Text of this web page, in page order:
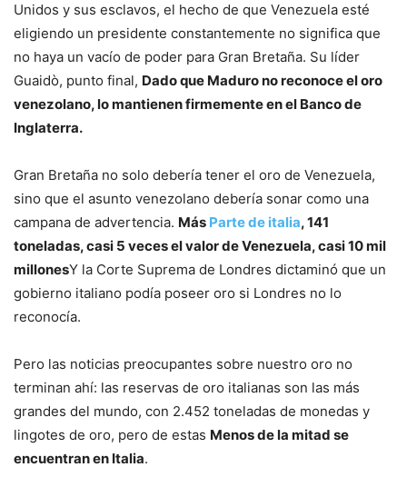
Unidos y sus esclavos, el hecho de que Venezuela esté
eligiendo un presidente constantemente no significa que
no haya un vacío de poder para Gran Bretaña. Su líder
Guaidò, punto final, Dado que Maduro no reconoce el oro
venezolano, lo mantienen firmemente en el Banco de
Inglaterra.
Gran Bretaña no solo debería tener el oro de Venezuela,
sino que el asunto venezolano debería sonar como una
campana de advertencia. Más Parte de italia, 141
toneladas, casi 5 veces el valor de Venezuela, casi 10 mil
millonesY la Corte Suprema de Londres dictaminó que un
gobierno italiano podía poseer oro si Londres no lo
reconocía.
Pero las noticias preocupantes sobre nuestro oro no
terminan ahí: las reservas de oro italianas son las más
grandes del mundo, con 2.452 toneladas de monedas y
lingotes de oro, pero de estas Menos de la mitad se
encuentran en Italia.